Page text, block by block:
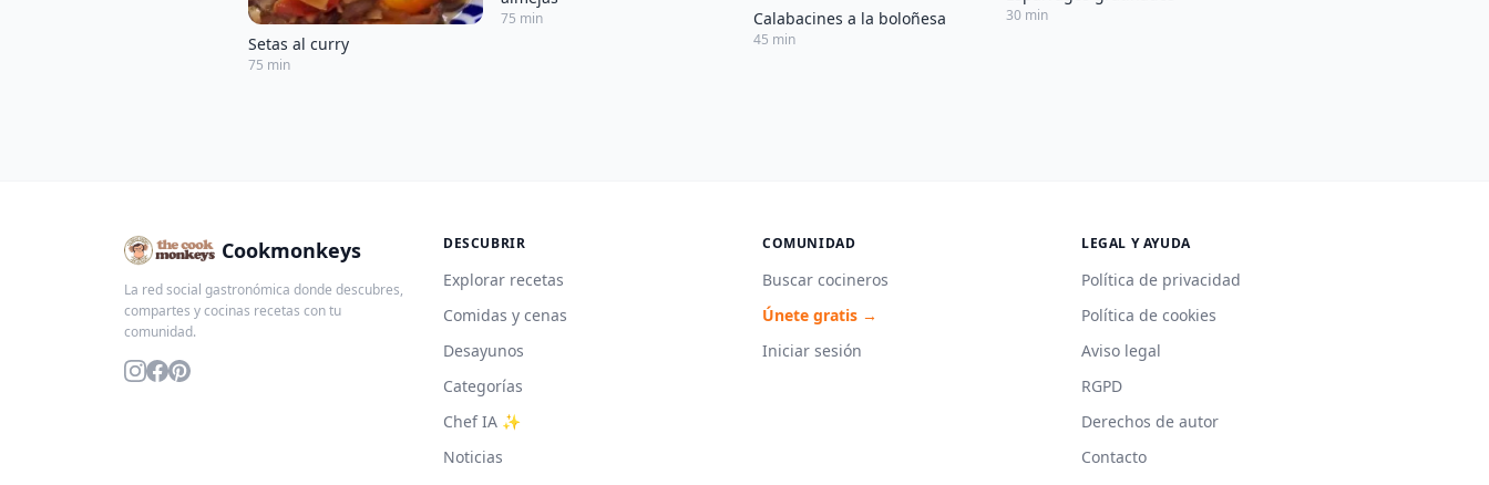
Setas al curry
75 min
75 min Calabacines a la boloñesa
45 min
30 min
Cookmonkeys
La red social gastronómica donde descubres,
compartes y cocinas recetas con tu
comunidad.
DESCUBRIR
Explorar recetas
Comidas y cenas
Desayunos
Categorías
Chef IA ✨
Noticias
COMUNIDAD
Buscar cocineros
Únete gratis →
Iniciar sesión
LEGAL Y AYUDA
Política de privacidad
Política de cookies
Aviso legal
RGPD
Derechos de autor
Contacto